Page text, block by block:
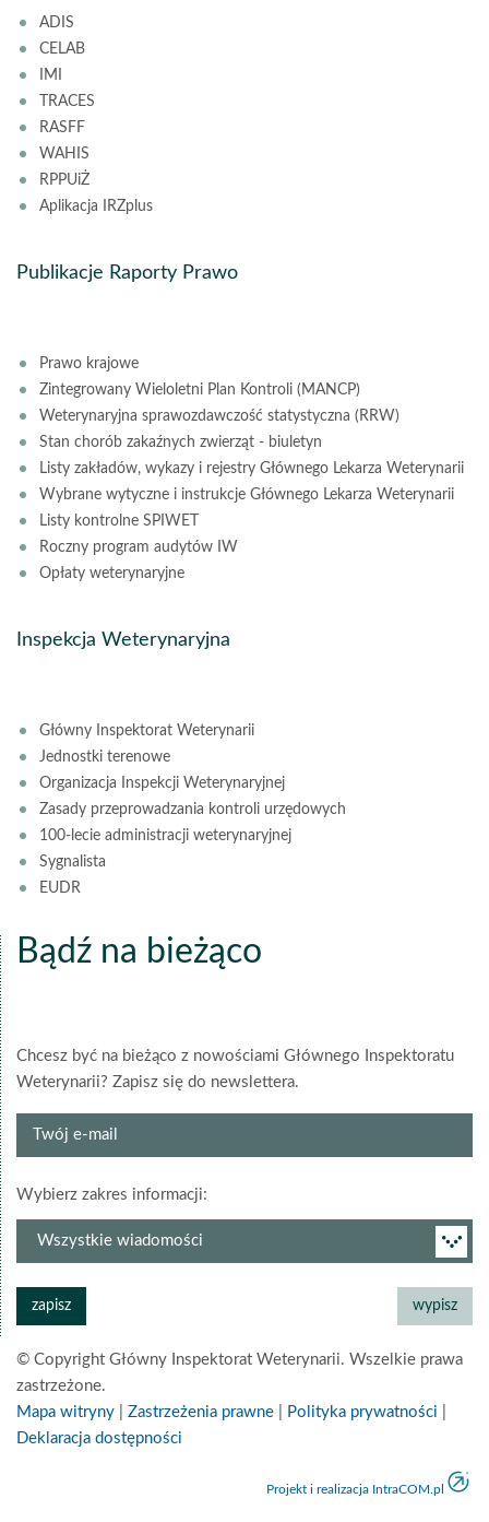
ADIS
CELAB
IMI
TRACES
RASFF
WAHIS
RPPUiŻ
Aplikacja IRZplus
Publikacje Raporty Prawo
Prawo krajowe
Zintegrowany Wieloletni Plan Kontroli (MANCP)
Weterynaryjna sprawozdawczość statystyczna (RRW)
Stan chorób zakaźnych zwierząt - biuletyn
Listy zakładów, wykazy i rejestry Głównego Lekarza Weterynarii
Wybrane wytyczne i instrukcje Głównego Lekarza Weterynarii
Listy kontrolne SPIWET
Roczny program audytów IW
Opłaty weterynaryjne
Inspekcja Weterynaryjna
Główny Inspektorat Weterynarii
Jednostki terenowe
Organizacja Inspekcji Weterynaryjnej
Zasady przeprowadzania kontroli urzędowych
100-lecie administracji weterynaryjnej
Sygnalista
EUDR
Bądź na bieżąco
Chcesz być na bieżąco z nowościami Głównego Inspektoratu
Weterynarii? Zapisz się do newslettera.
Twój
Wybierz zakres informacji:
newslettera
© Copyright Główny Inspektorat Weterynarii. Wszelkie prawa
zastrzeżone.
Mapa witryny
Zastrzeżenia prawne Polityka prywatności
Deklaracja dostępności
Projekt i realizacja IntraCOM.pl